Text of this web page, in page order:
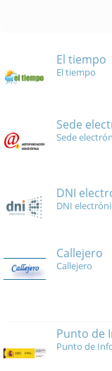
El tiempo
El tiempo
Sede
Sede
DNI
DNI
Callejero
Callejero
Punto de
Punto de